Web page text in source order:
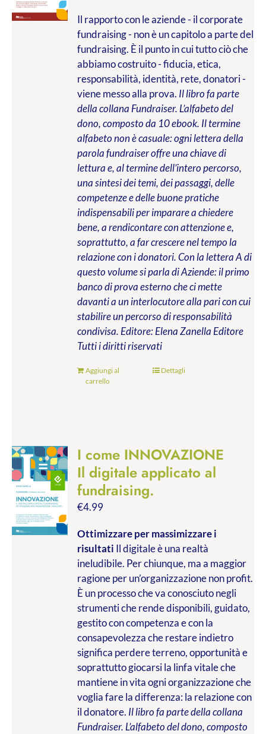
Il rapporto con le aziende - il corporate
fundraising - non è un capitolo a parte del
fundraising. È il punto in cui tutto ciò che
abbiamo costruito - fiducia, etica,
responsabilità, identità, rete, donatori -
viene messo alla prova. Il libro fa parte
della collana Fundraiser. L’alfabeto del
dono, composto da 10 ebook. Il termine
alfabeto non è casuale: ogni lettera della
parola fundraiser offre una chiave di
lettura e, al termine dell’intero percorso,
una sintesi dei temi, dei passaggi, delle
competenze e delle buone pratiche
indispensabili per imparare a chiedere
bene, a rendicontare con attenzione e,
soprattutto, a far crescere nel tempo la
relazione con i donatori. Con la lettera A di
questo volume si parla di Aziende: il primo
banco di prova esterno che ci mette
davanti a un interlocutore alla pari con cui
stabilire un percorso di responsabilità
condivisa. Editore: Elena Zanella Editore
Tutti i diritti riservati
Aggiungi al
carrello
Dettagli
I come INNOVAZIONE
Il digitale applicato al
fundraising.
€4.99
Ottimizzare per massimizzare i
risultati Il digitale è una realtà
ineludibile. Per chiunque, ma a maggior
ragione per un’organizzazione non profit.
È un processo che va conosciuto negli
strumenti che rende disponibili, guidato,
gestito con competenza e con la
consapevolezza che restare indietro
significa perdere terreno, opportunità e
soprattutto giocarsi la linfa vitale che
mantiene in vita ogni organizzazione che
voglia fare la differenza: la relazione con
il donatore. Il libro fa parte della collana
Fundraiser. L’alfabeto del dono, composto